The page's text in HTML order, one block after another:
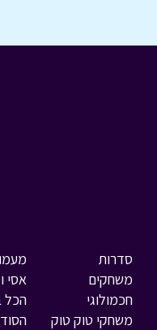
סדרות
משחקים
חכמולוגי
משחקי טוק טוק
אסי
הכל